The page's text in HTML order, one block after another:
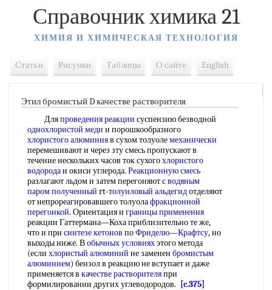
Справочник химика 21
ХИМИЯ И ХИМИЧЕСКАЯ ТЕХНОЛОГИЯ
Статьи Рисунки Таблицы О сайте English
Этил бромистый D качестве растворителя
Дляпроведения реакции суспензию безводной
однохлористой меди и порошкообразного
хлористого алюминияв сухом толуолемеханически
перемешивают и через зту смесь пропускают в
течение нескольких часов ток сухогохлористого
водородаи окиси углерода. Реакционную смесь
разлагают льдом и затем перегоняют сводяным
паромполученный rt-толуиловый альдегидотделяют
от непрореагировавшего толуолафракционной
перегонкой. Ориентация и границы применения
реакции Гаттермана—Коха приблизительно те же,
что и при синтезе кетонов поФриделю—Крафтсу, но
выходы ниже. Вобычных условияхэтого метода
(если хлористый алюминий не заменен бромистым
алюминием) бензол в реакцию не вступает и даже
применяется в качестве растворителяпри
формилировании других углеводородов.
[c.375]